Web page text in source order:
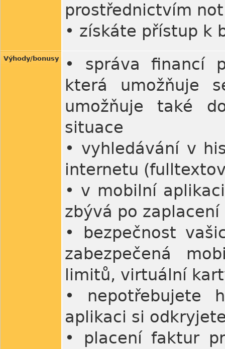
prostřednictvím
• získáte přístup k
Výhody/bonusy
• správa financí
která umožňuje
umožňuje také
situace
• vyhledávání v
internetu
• v mobilní
zbývá po
• bezpečnost
zabezpečená
limitů, virtuální
• nepotřebujete
aplikaci si
• placení faktur